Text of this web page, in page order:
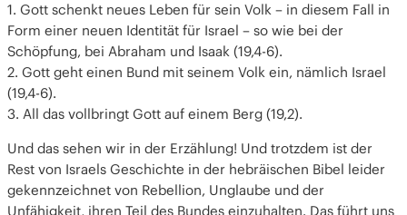
1. Gott schenkt neues Leben für sein Volk – in diesem Fall in
Form einer neuen Identität für Israel – so wie bei der
Schöpfung, bei Abraham und Isaak (19,4-6).
2. Gott geht einen Bund mit seinem Volk ein, nämlich Israel
(19,4-6).
3. All das vollbringt Gott auf einem Berg (19,2).
Und das sehen wir in der Erzählung! Und trotzdem ist der
Rest von Israels Geschichte in der hebräischen Bibel leider
gekennzeichnet von Rebellion, Unglaube und der
Unfähigkeit, ihren Teil des Bundes einzuhalten. Das führt uns